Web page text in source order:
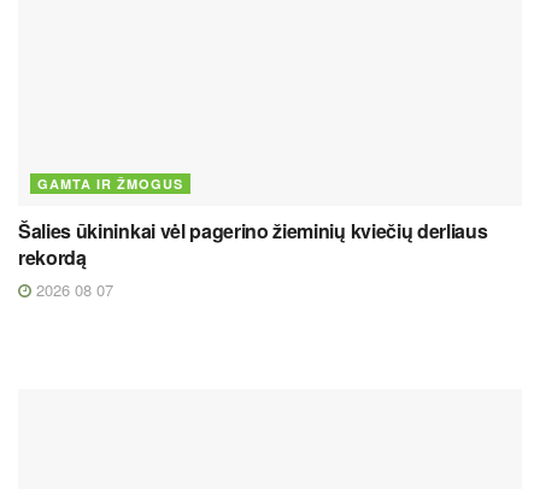
GAMTA IR ŽMOGUS
Šalies ūkininkai vėl pagerino žieminių kviečių derliaus
rekordą
2026 08 07